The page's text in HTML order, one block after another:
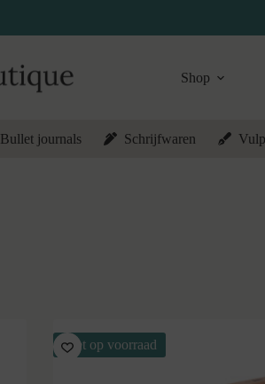
Shop
Bullet journals Schrijfwaren
Niet op voorraad